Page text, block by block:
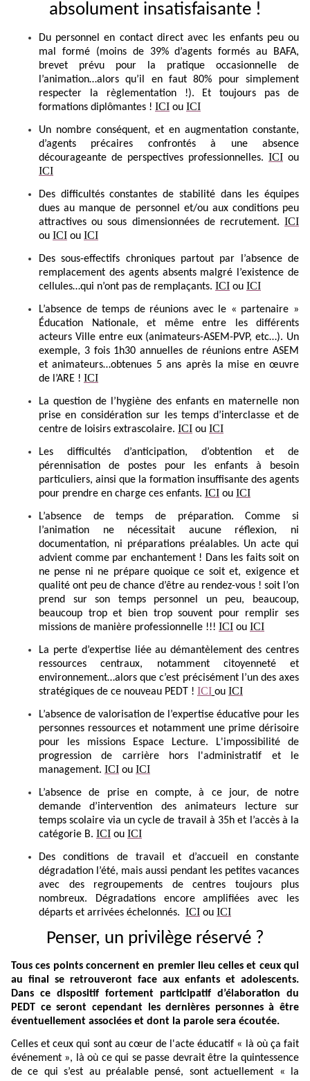
absolument insatisfaisante !
Du personnel en contact direct avec les enfants peu ou
mal formé (moins de 39% d’agents formés au BAFA,
brevet prévu pour la pratique occasionnelle de
l’animation…alors qu’il en faut 80% pour simplement
respecter la règlementation !). Et toujours pas de
formations diplômantes ! ICI ou ICI
Un nombre conséquent, et en augmentation constante,
d’agents précaires confrontés à une absence
décourageante de perspectives professionnelles. ICI ou
ICI
Des difficultés constantes de stabilité dans les équipes
dues au manque de personnel et/ou aux conditions peu
attractives ou sous dimensionnées de recrutement. ICI
ou ICI ou ICI
Des sous-effectifs chroniques partout par l’absence de
remplacement des agents absents malgré l’existence de
cellules…qui n’ont pas de remplaçants. ICI ou ICI
L’absence de temps de réunions avec le « partenaire »
Éducation Nationale, et même entre les différents
acteurs Ville entre eux (animateurs-ASEM-PVP, etc…). Un
exemple, 3 fois 1h30 annuelles de réunions entre ASEM
et animateurs…obtenues 5 ans après la mise en œuvre
de l’ARE ! ICI
La question de l’hygiène des enfants en maternelle non
prise en considération sur les temps d’interclasse et de
centre de loisirs extrascolaire. ICI ou ICI
Les difficultés d’anticipation, d’obtention et de
pérennisation de postes pour les enfants à besoin
particuliers, ainsi que la formation insuffisante des agents
pour prendre en charge ces enfants. ICI ou ICI
L’absence de temps de préparation. Comme si
l’animation ne nécessitait aucune réflexion, ni
documentation, ni préparations préalables. Un acte qui
advient comme par enchantement ! Dans les faits soit on
ne pense ni ne prépare quoique ce soit et, exigence et
qualité ont peu de chance d’être au rendez-vous ! soit l’on
prend sur son temps personnel un peu, beaucoup,
beaucoup trop et bien trop souvent pour remplir ses
missions de manière professionnelle !!! ICI ou ICI
La perte d’expertise liée au démantèlement des centres
ressources centraux, notamment citoyenneté et
environnement…alors que c’est précisément l’un des axes
stratégiques de ce nouveau PEDT ! ICI ou ICI
L’absence de valorisation de l’expertise éducative pour les
personnes ressources et notamment une prime dérisoire
pour les missions Espace Lecture. L'impossibilité de
progression de carrière hors l'administratif et le
management. ICI ou ICI
L’absence de prise en compte, à ce jour, de notre
demande d’intervention des animateurs lecture sur
temps scolaire via un cycle de travail à 35h et l’accès à la
catégorie B. ICI ou ICI
Des conditions de travail et d’accueil en constante
dégradation l’été, mais aussi pendant les petites vacances
avec des regroupements de centres toujours plus
nombreux. Dégradations encore amplifiées avec les
départs et arrivées échelonnés. ICI ou ICI
Penser, un privilège réservé ?
Tous ces points concernent en premier lieu celles et ceux qui
au final se retrouveront face aux enfants et adolescents.
Dans ce dispositif fortement participatif d’élaboration du
PEDT ce seront cependant les dernières personnes à être
éventuellement associées et dont la parole sera écoutée.
Celles et ceux qui sont au cœur de l'acte éducatif « là où ça fait
événement », là où ce qui se passe devrait être la quintessence
de ce qui s’est au préalable pensé, sont actuellement « la